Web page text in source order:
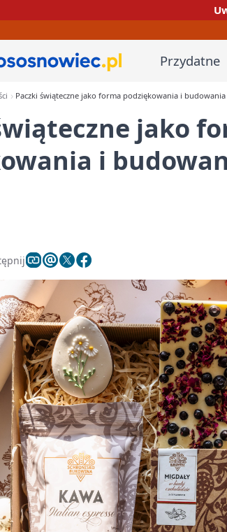
Przydatne
Paczki świąteczne jako forma podziękowania i budowania
jako
i